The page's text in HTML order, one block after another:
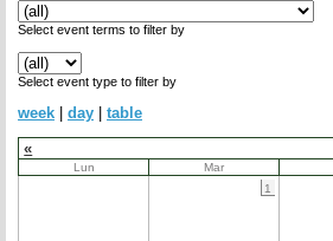
Select event terms to filter by
Select event type to filter by
week day
table
«
Lun Mar
1